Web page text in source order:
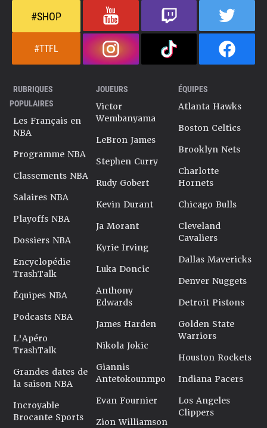
#SHOP
#TTFL
RUBRIQUES
POPULAIRES
Les Français en
NBA
Programme NBA
Classements NBA
Salaires NBA
Playoffs NBA
Dossiers NBA
Encyclopédie
TrashTalk
Équipes NBA
Podcasts NBA
L'Apéro
TrashTalk
Grandes dates de
la saison NBA
Incroyable
Brocante Sports
JOUEURS
Victor
Wembanyama
LeBron James
Stephen Curry
Rudy Gobert
Kevin Durant
Ja Morant
Kyrie Irving
Luka Doncic
Anthony
Edwards
James Harden
Nikola Jokic
Giannis
Antetokounmpo
Evan Fournier
Zion Williamson
ÉQUIPES
Atlanta Hawks
Boston Celtics
Brooklyn Nets
Charlotte
Hornets
Chicago Bulls
Cleveland
Cavaliers
Dallas Mavericks
Denver Nuggets
Detroit Pistons
Golden State
Warriors
Houston Rockets
Indiana Pacers
Los Angeles
Clippers